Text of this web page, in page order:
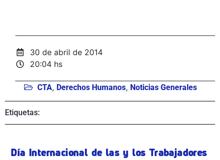
30 de abril de 2014
20:04 hs
CTA, Derechos Humanos, Noticias Generales
Etiquetas:
Día Internacional de las y los Trabajadores